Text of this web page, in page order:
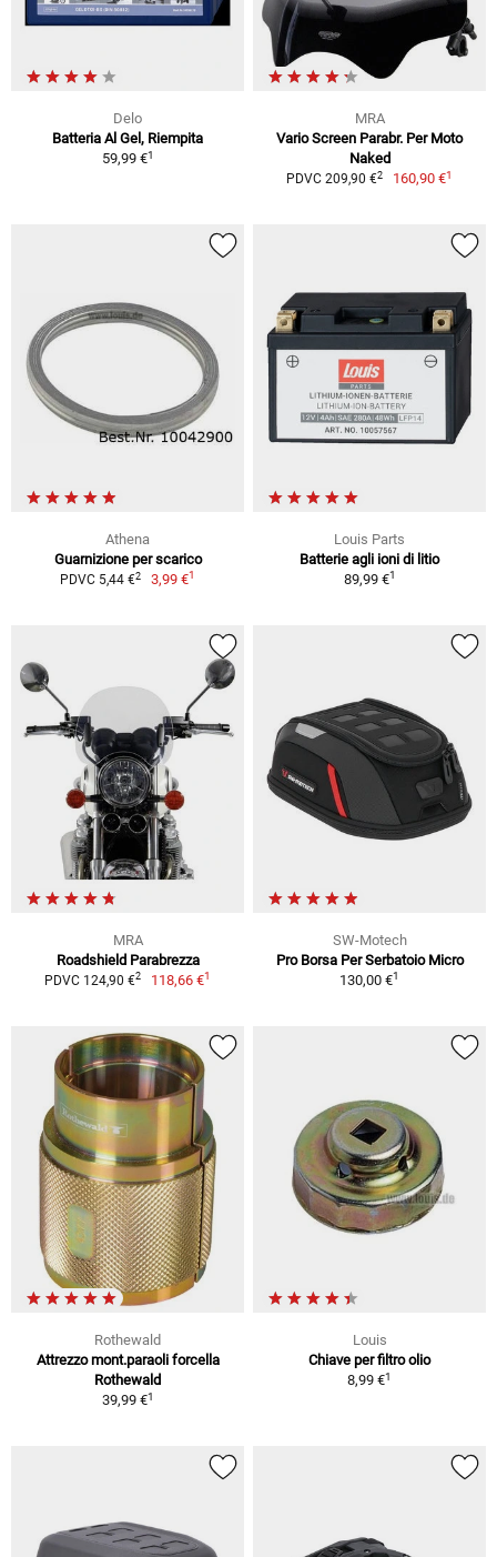
Delo
Batteria Al Gel, Riempita
59,99 €1
MRA
Vario Screen Parabr. Per Moto
Naked
PDVC 209,90 €2 160,90 €1
Athena
Guarnizione per scarico
PDVC 5,44 €2 3,99 €1
Louis Parts
Batterie agli ioni di litio
89,99 €1
MRA
Roadshield Parabrezza
PDVC 124,90 €2 118,66 €1
SW-Motech
Pro Borsa Per Serbatoio Micro
130,00 €1
Rothewald
Attrezzo mont.paraoli forcella
Rothewald
39,99 €1
Louis
Chiave per filtro olio
8,99 €1